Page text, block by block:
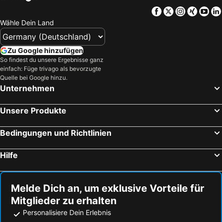
Corato, Apulien Hotels
Bari, Apulien Hotels
Turi, Apulien Hotels
Putignano, Apulien Hotels
Maratea, Basilicata Hotels
Limone sul Garda, Lombardei Hotels
Bibione, Venetien Hotels
Lido di Jesolo, Venetien Hotels
Riva del Garda, Trentino-Südtirol Hotels
Facebook
TwitterXing
Wähle Dein Land
Zu Google hinzufügen
So findest du unsere Ergebnisse ganz
einfach: Füge trivago als bevorzugte
Quelle bei Google hinzu.
Unternehmen
Unsere Produkte
Bedingungen und Richtlinien
Hilfe
Melde Dich an, um exklusive Vorteile für
Mitglieder zu erhalten
Personalisiere Dein Erlebnis